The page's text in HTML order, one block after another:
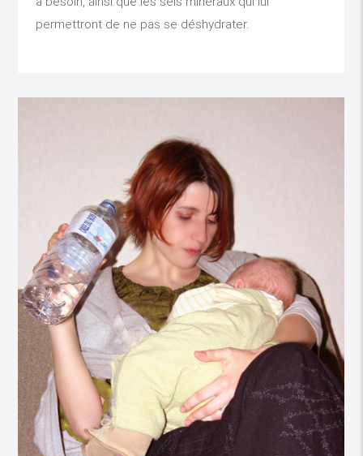
permettront de ne pas se déshydrater.